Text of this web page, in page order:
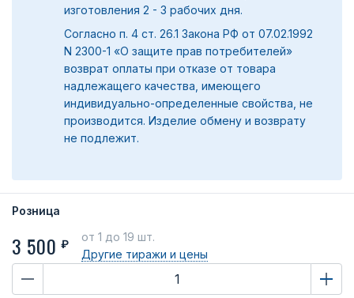
изготовления 2 - 3 рабочих дня.
Согласно п. 4 ст. 26.1 Закона РФ от 07.02.1992
N 2300-1 «О защите прав потребителей»
возврат оплаты при отказе от товара
надлежащего качества, имеющего
индивидуально-определенные свойства, не
производится. Изделие обмену и возврату
не подлежит.
Розница
3 500 ₽
от 1 до 19 шт.
Другие тиражи и цены